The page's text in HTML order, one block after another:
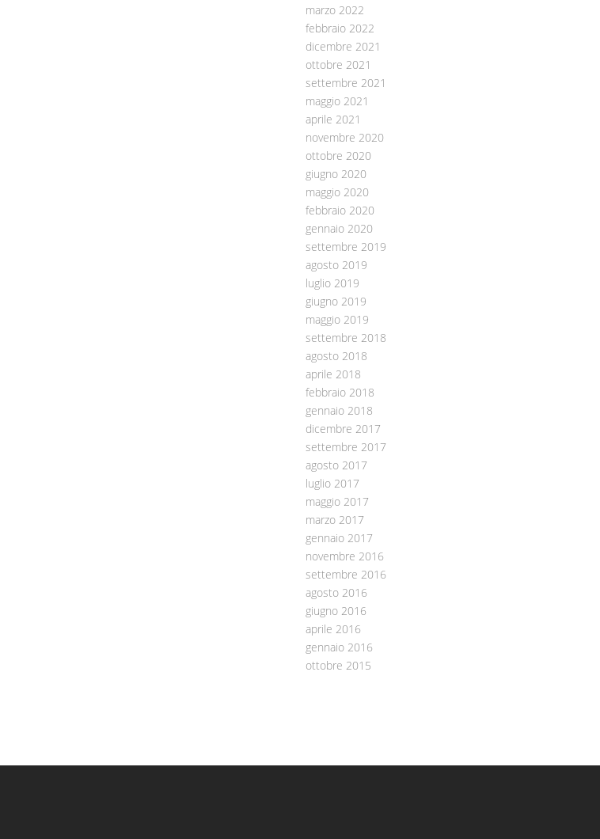
marzo 2022
febbraio 2022
dicembre 2021
ottobre 2021
settembre 2021
maggio 2021
aprile 2021
novembre 2020
ottobre 2020
giugno 2020
maggio 2020
febbraio 2020
gennaio 2020
settembre 2019
agosto 2019
luglio 2019
giugno 2019
maggio 2019
settembre 2018
agosto 2018
aprile 2018
febbraio 2018
gennaio 2018
dicembre 2017
settembre 2017
agosto 2017
luglio 2017
maggio 2017
marzo 2017
gennaio 2017
novembre 2016
settembre 2016
agosto 2016
giugno 2016
aprile 2016
gennaio 2016
ottobre 2015